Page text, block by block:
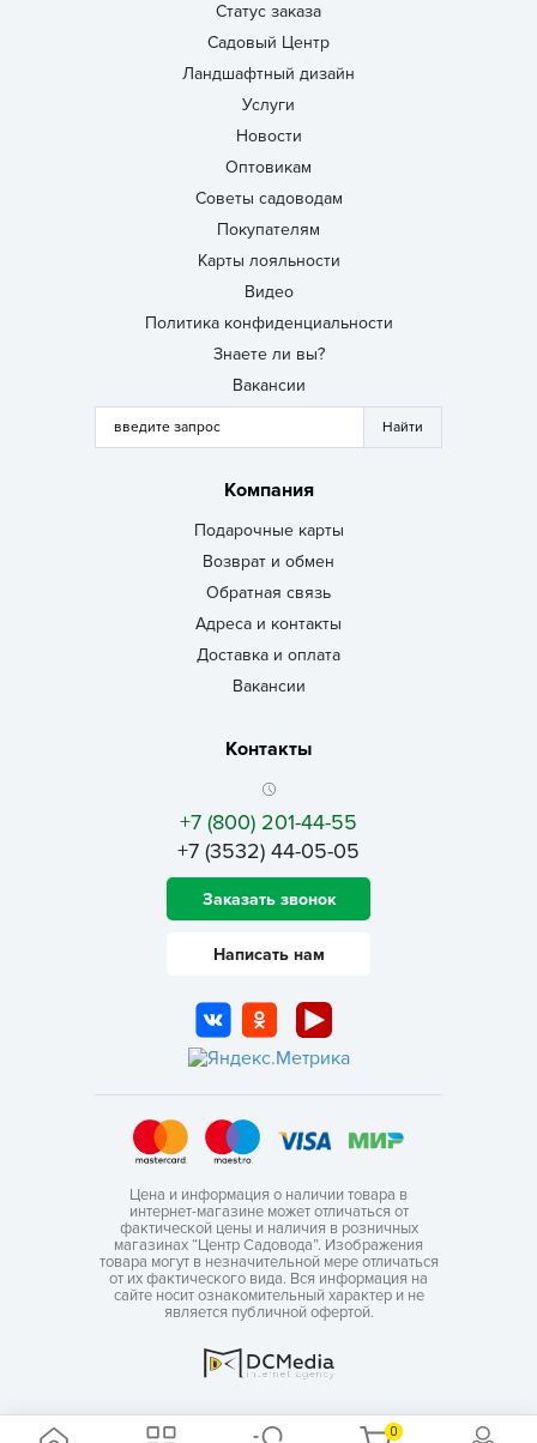
0
Статус заказа
Садовый Центр
Ландшафтный дизайн
Услуги
Новости
Оптовикам
Советы садоводам
Покупателям
Карты лояльности
Видео
Политика конфиденциальности
Знаете ли вы?
Вакансии
Компания
Подарочные карты
Возврат и обмен
Обратная связь
Адреса и контакты
Доставка и оплата
Вакансии
Контакты
+7 (800) 201-44-55
+7 (3532) 44-05-05
Заказать звонок
Написать нам
Цена и информация о наличии товара в
интернет-магазине может отличаться от
фактической цены и наличия в розничных
магазинах “Центр Садовода”. Изображения
товара могут в незначительной мере отличаться
от их фактического вида. Вся информация на
сайте носит ознакомительный характер и не
является публичной офертой.